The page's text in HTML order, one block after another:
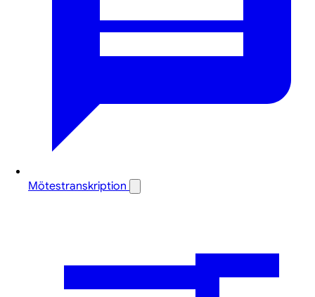
Mötestranskription